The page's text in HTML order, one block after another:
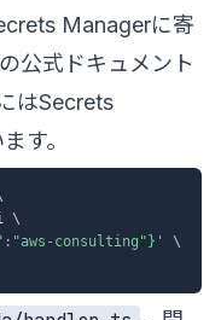
Managerに寄
公式ドキュメント
はSecrets
す。
\
consulting"}'
\